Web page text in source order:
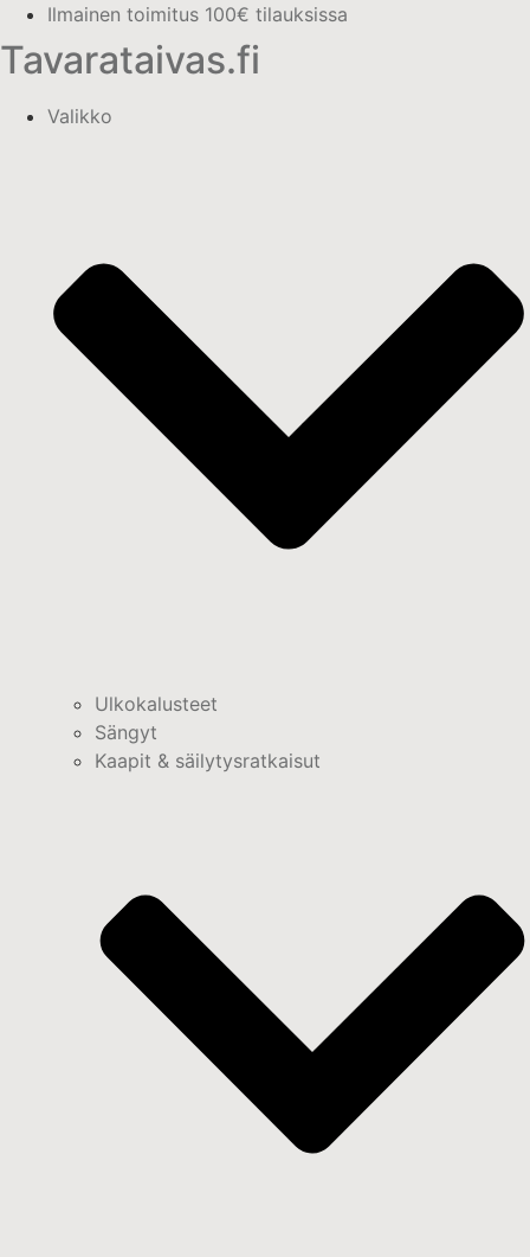
Mene
sisältöön
Ilmainen toimitus 100€ tilauksissa
Tavarataivas.fi
Valikko
Ulkokalusteet
Sängyt
Kaapit & säilytysratkaisut